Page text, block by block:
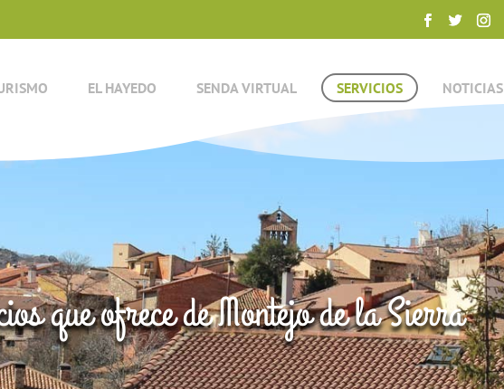
EL HAYEDO SENDA VIRTUAL SERVICIOS NOTICIAS
que ofrece de Montejo de la Sierra